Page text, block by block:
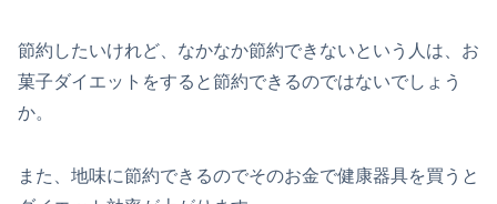
節約したいけれど、なかなか節約できないという人は、お
菓子ダイエットをすると節約できるのではないでしょう
か。
また、地味に節約できるのでそのお金で健康器具を買うと